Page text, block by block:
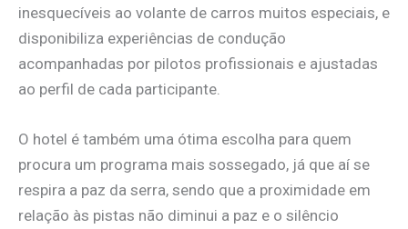
inesquecíveis ao volante de carros muitos especiais, e
disponibiliza experiências de condução
acompanhadas por pilotos profissionais e ajustadas
ao perfil de cada participante.
O hotel é também uma ótima escolha para quem
procura um programa mais sossegado, já que aí se
respira a paz da serra, sendo que a proximidade em
relação às pistas não diminui a paz e o silêncio